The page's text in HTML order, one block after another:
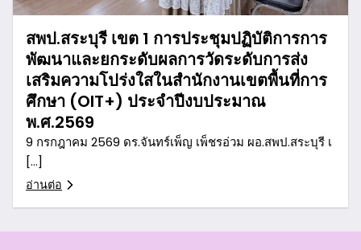
สพป.สระบุรี เขต 1 การประชุมปฏิบัติการการ
พัฒนาและยกระดับผลการวัดระดับการส่ง
เสริมความโปร่งใสในสำนักงานเขตพื้นที่การ
ศึกษา (OIT+) ประจำปีงบประมาณ
พ.ศ.2569
9 กรกฎาคม 2569 ดร.จันทร์เพ็ญ เพ็ชรอ่วม ผอ.สพป.สระบุรี เ
[…]
อ่านต่อ